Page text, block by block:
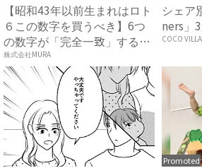
【昭和43年以前生まれはロト
６この数字を買うべき】6つ
の数字が「完全一致」する
方...
株式会社MURA
シェア
ners」
COCO
Promoted